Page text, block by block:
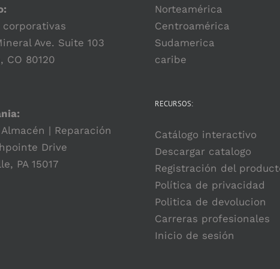
pueden
elegir
corporativas
Ave. Suite 103
CO 80120
| Reparación
Drive
PA 15017
Norteamérica
Centroamérica
Sudamerica
caribe
RECURSOS:
Catálogo interactivo
Descargar catalogo
Registración del
Política de privacidad
Politica de devolucion
Carreras profesionales
Inicio de sesión